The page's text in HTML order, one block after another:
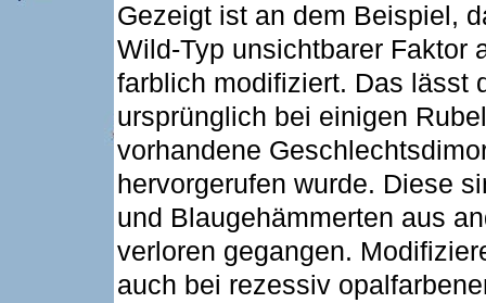
Gezeigt ist an dem Beispiel,
Wild-Typ unsichtbarer Faktor
farblich modifiziert. Das lässt
ursprünglich bei einigen
vorhandene
hervorgerufen wurde. Diese
und Blaugehämmerten aus
verloren gegangen.
auch bei rezessiv